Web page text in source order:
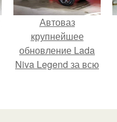
Автоваз
крупнейшее
обновление Lada
Niva Legend за всю